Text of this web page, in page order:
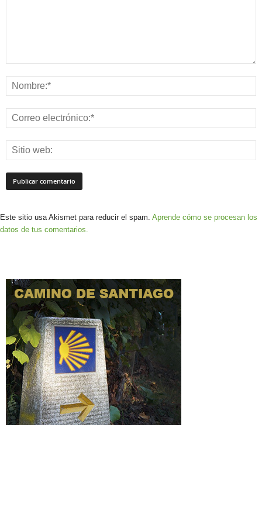
Este sitio usa Akismet para reducir el spam. Aprende cómo se procesan los
datos de tus comentarios.